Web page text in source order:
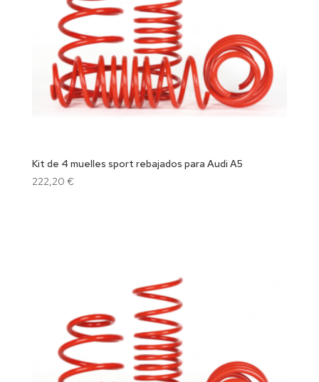
Kit de 4 muelles sport rebajados para Audi A5
222,20 €